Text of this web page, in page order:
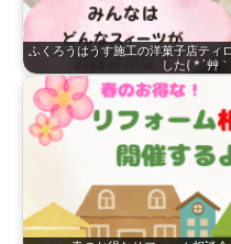
ふくろうはうす施工の洋菓子店ティ
した( *´艸